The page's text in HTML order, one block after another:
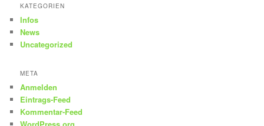
KATEGORIEN
Infos
News
Uncategorized
META
Anmelden
Eintrags-Feed
Kommentar-Feed